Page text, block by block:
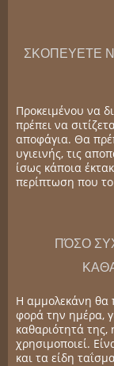
ΣΚΟΠΕΥΕΤΕ
Προκειμένου να
πρέπει να
αποφάγια. Θα
υγιεινής, τις
ίσως κάποια
περίπτωση που
ΠΌΣΟ
Η αμμολεκάνη θα
φορά την ημέρα,
καθαριότητά
χρησιμοποιεί.
και τα είδη